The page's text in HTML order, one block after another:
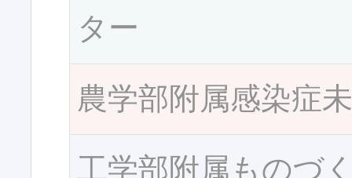
ター
農学部附属感染症
工学部附属ものづ